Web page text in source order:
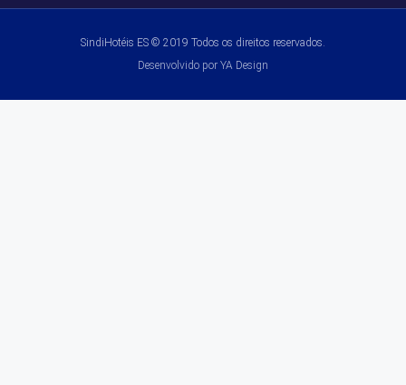
SindiHotéis ES © 2019 Todos os direitos reservados.
Desenvolvido por YA Design